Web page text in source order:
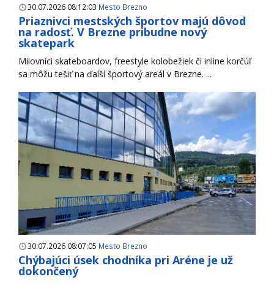
30.07.2026 08:12:03 Mesto Brezno
Priaznivci mestských športov majú dôvod
na radosť. V Brezne pribudne nový
skatepark
Milovníci skateboardov, freestyle kolobežiek či inline korčúľ
sa môžu tešiť na ďalší športový areál v Brezne. ...
30.07.2026 08:07:05 Mesto Brezno
Chýbajúci úsek chodníka pri Aréne je už
dokončený